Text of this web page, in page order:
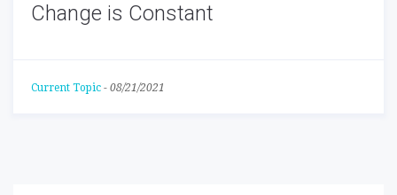
Change is Constant
Current Topic - 08/21/2021